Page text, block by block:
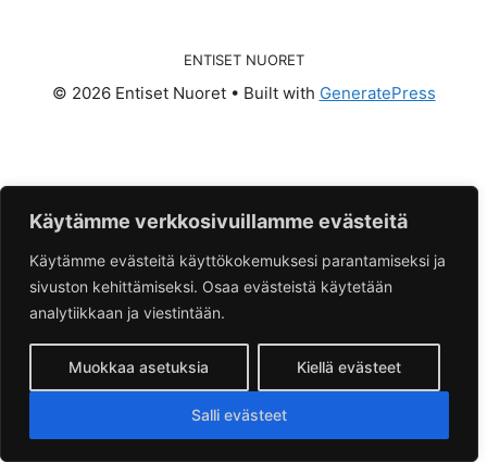
Käytämme verkkosivuillamme evästeitä
Käytämme evästeitä käyttökokemuksesi parantamiseksi ja
sivuston kehittämiseksi. Osaa evästeistä käytetään
analytiikkaan ja viestintään.
Muokkaa asetuksia Kiellä evästeet
Salli evästeet
ENTISET NUORET
© 2026 Entiset Nuoret• Built with GeneratePress